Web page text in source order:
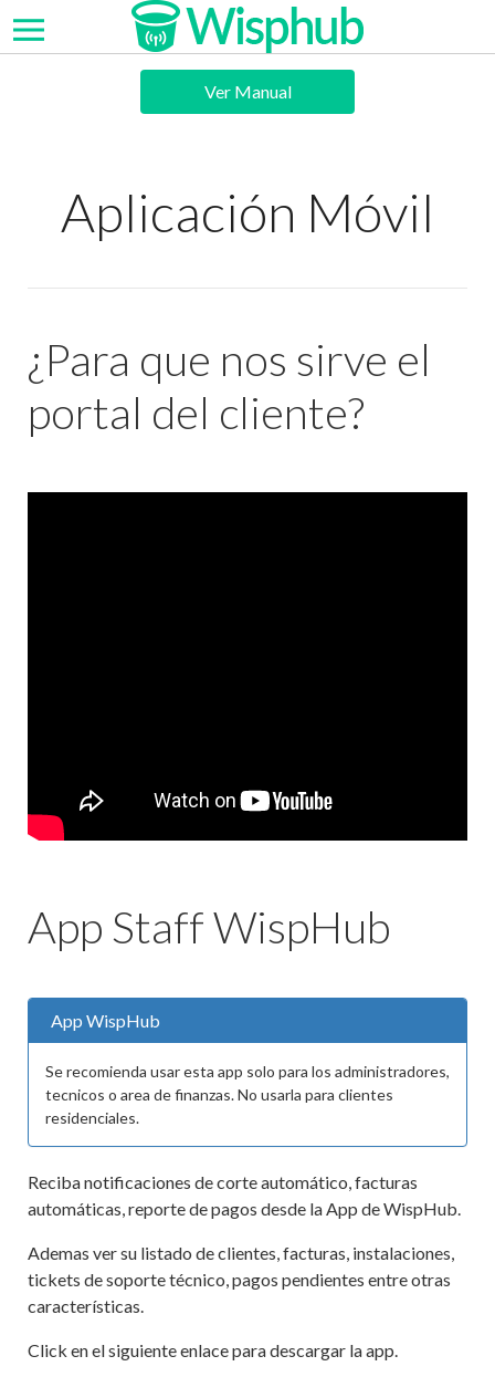
Ver Manual
Aplicación Móvil
¿Para que nos sirve el
portal del cliente?
App Staff WispHub
App WispHub
Se recomienda usar esta app solo para los administradores,
tecnicos o area de finanzas. No usarla para clientes
residenciales.
Reciba notificaciones de corte automático, facturas
automáticas, reporte de pagos desde la App de WispHub.
Ademas ver su listado de clientes, facturas, instalaciones,
tickets de soporte técnico, pagos pendientes entre otras
características.
Click en el siguiente enlace para descargar la app.